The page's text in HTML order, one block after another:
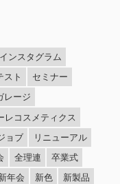
インスタグラム
スト
セミナー
レージ
レコスメティクス
ョブ
リニューアル
全理連
卒業式
年会 新色
新製品